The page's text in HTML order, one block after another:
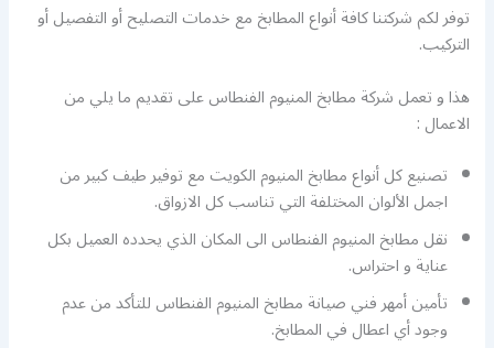
توفر لكم شركتنا كافة أنواع المطابخ مع خدمات التصليح أو التفصيل أو
التركيب.
هذا و تعمل شركة مطابخ المنيوم الفنطاس على تقديم ما يلي من
الاعمال :
تصنيع كل أنواع مطابخ المنيوم الكويت مع توفير طيف كبير من
اجمل الألوان المختلفة التي تناسب كل الازواق.
نقل مطابخ المنيوم الفنطاس الى المكان الذي يحدده العميل بكل
عناية و احتراس.
تأمين أمهر فني صيانة مطابخ المنيوم الفنطاس للتأكد من عدم
وجود أي اعطال في المطابخ.